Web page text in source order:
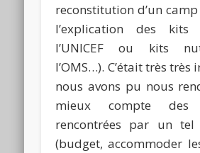
reconstitution d’un
l’explication des kits
l’UNICEF ou kits
l’OMS…). C’était très très
nous avons pu nous
mieux compte des
rencontrées par un tel
(budget, accommoder